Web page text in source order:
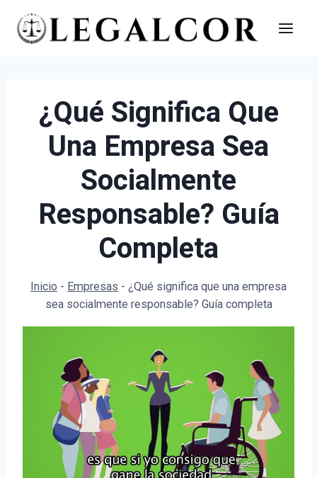
Saltar
¿Qué Significa Que
Una Empresa Sea
Socialmente
Responsable? Guía
Completa
Inicio - Empresas - ¿Qué significa que una empresa
sea socialmente responsable? Guía completa